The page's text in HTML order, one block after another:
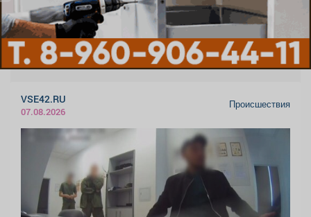
VSE42.RU
07.08.2026
Происшествия